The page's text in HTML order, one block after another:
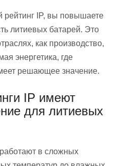
рейтинг IP, вы повышаете
литиевых батарей. Это
как производство,
энергетика, где
решающее значение.
IP имеют
для литиевых
в сложных